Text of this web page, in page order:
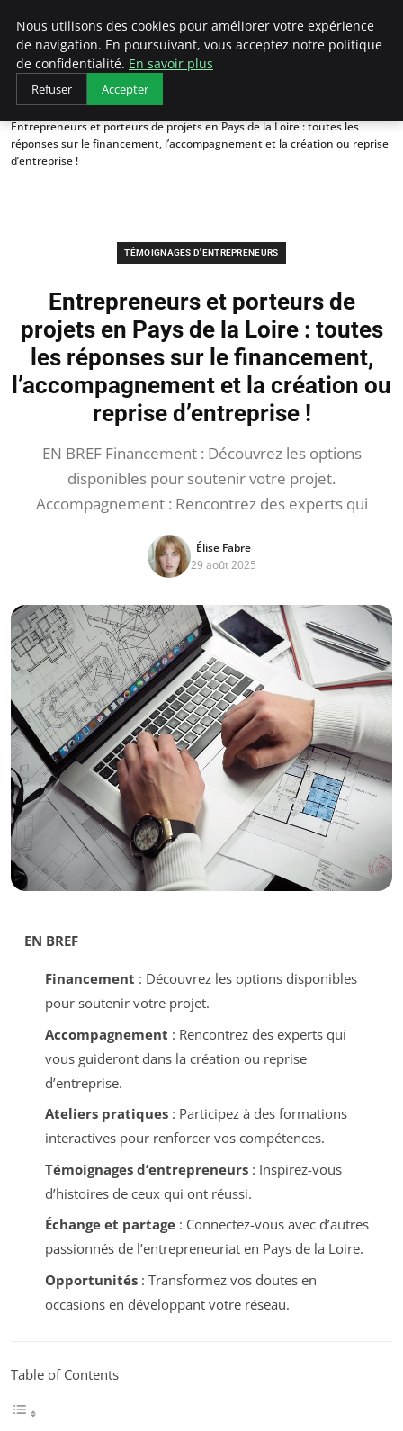
LECFCM
Accueil
Témoignages d'entrepreneurs
Entrepreneurs et porteurs de projets en Pays de la Loire : toutes les
réponses sur le financement, l’accompagnement et la création ou reprise
d’entreprise !
TÉMOIGNAGES D'ENTREPRENEURS
Entrepreneurs et porteurs de
projets en Pays de la Loire : toutes
les réponses sur le financement,
l’accompagnement et la création ou
reprise d’entreprise !
EN BREF Financement : Découvrez les options
disponibles pour soutenir votre projet.
Accompagnement : Rencontrez des experts qui
Élise Fabre
29 août 2025
EN BREF
Financement : Découvrez les options disponibles
pour soutenir votre projet.
Accompagnement : Rencontrez des experts qui
vous guideront dans la création ou reprise
d’entreprise.
Ateliers pratiques: Participez à des formations
interactives pour renforcer vos compétences.
Témoignages d’entrepreneurs: Inspirez-vous
d’histoires de ceux qui ont réussi.
Échange et partage: Connectez-vous avec d’autres
passionnés de l’entrepreneuriat en Pays de la Loire.
Opportunités: Transformez vos doutes en
occasions en développant votre réseau.
Table of Contents
Nous utilisons des cookies pour améliorer votre expérience
de navigation. En poursuivant, vous acceptez notre politique
de confidentialité. En savoir plus
Refuser Accepter